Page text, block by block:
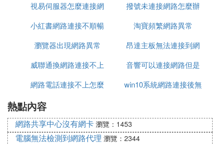
6. 我家電視連網的看不了了，出現網路異
的原因是因為網路適配器（網卡）設置與計算機資源
有沖突。
和I/O值來避開與計算機其它資源的沖突。有些情況
還需要通過設置主板的跳線來調整與其它資源的沖
突。
常
視易伺服器怎麼連接網
路
撥號未連接網路怎麼辦
小紅書網路連接不順暢
淘寶頻繁網路異常
瀏覽器出現網路異常
昂達主板無法連接到網
路
威聯通換網路連接不上
音響可以連接網路但是
無法上網
網路電話連接不上怎麼
win10系統網路連接後無
熱點內容
網路共享中心沒有網卡 瀏覽：1453
電腦無法檢測到網路代理 瀏覽：2344